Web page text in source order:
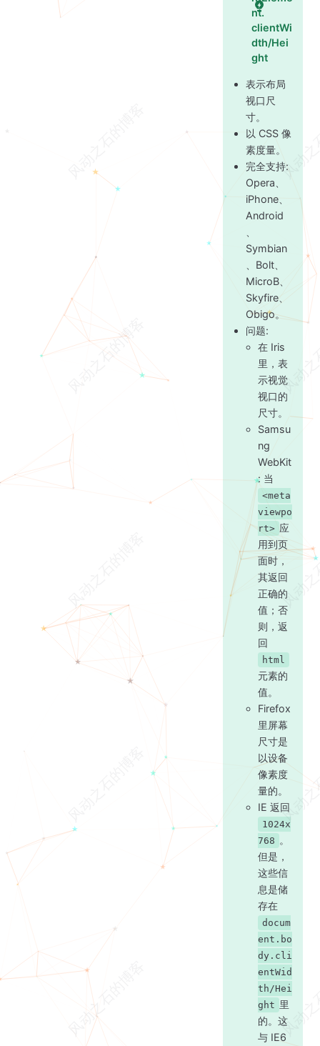
nt.
clientWi
dth/Hei
ght
表示布局
视口尺
寸。
以 CSS 像
素度量。
完全支持:
Opera、
iPhone、
Android
Symbian
、Bolt、
MicroB、
Skyfire、
Obigo。
问题:
在 Iris
里，表
示视觉
视口的
尺寸。
Samsu
ng
WebKit
: 当
<meta
viewpo
rt> 应
用到页
面时，
其返回
正确的
值；否
则，返
回
html
元素的
值。
Firefox
里屏幕
尺寸是
以设备
像素度
量的。
IE 返回
1024x
768 。
但是，
这些信
息是储
存在
docum
ent.bo
dy.cli
entWid
th/Hei
ght 里
的。这
与 IE6